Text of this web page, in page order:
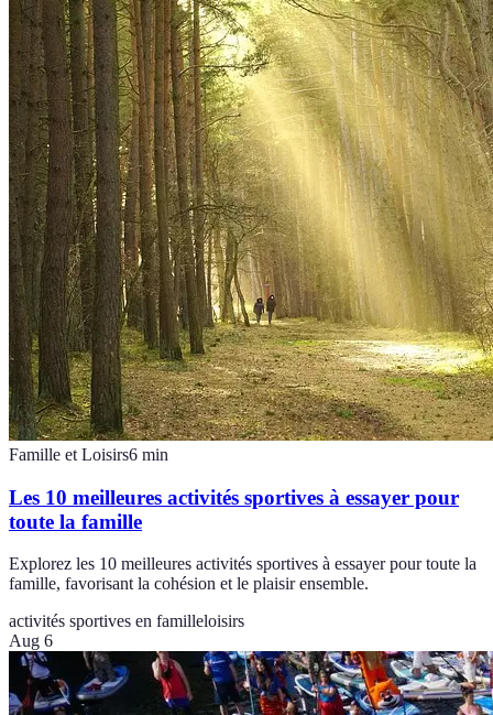
Famille et Loisirs6 min
Les 10 meilleures activités sportives à essayer pour
toute la famille
Explorez les 10 meilleures activités sportives à essayer pour toute la
famille, favorisant la cohésion et le plaisir ensemble.
activités sportives en familleloisirs
Aug 6